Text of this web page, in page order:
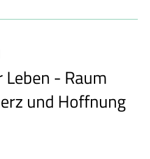
- Raum
und Hoffnung